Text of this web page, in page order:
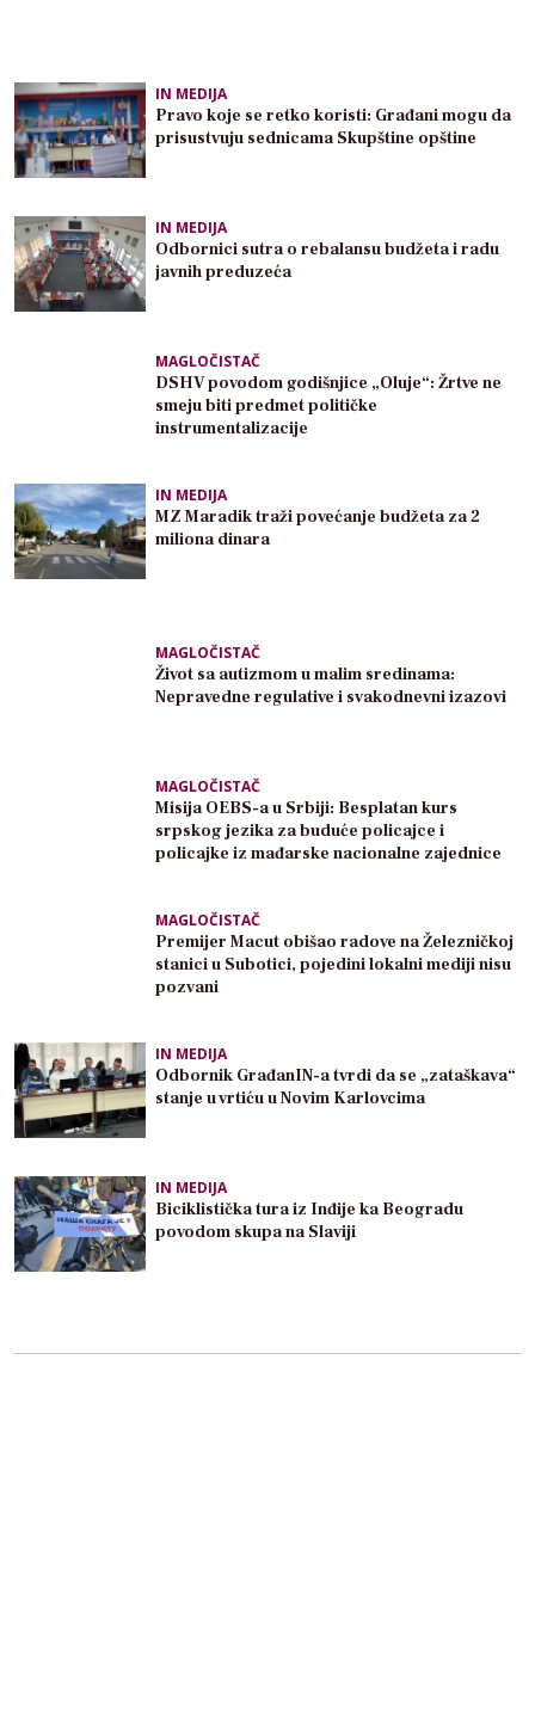
IN MEDIJA
Pravo koje se retko koristi: Građani mogu da
prisustvuju sednicama Skupštine opštine
IN MEDIJA
Odbornici sutra o rebalansu budžeta i radu
javnih preduzeća
MAGLOČISTAČ
DSHV povodom godišnjice „Oluje“: Žrtve ne
smeju biti predmet političke
instrumentalizacije
IN MEDIJA
MZ Maradik traži povećanje budžeta za 2
miliona dinara
MAGLOČISTAČ
Život sa autizmom u malim sredinama:
Nepravedne regulative i svakodnevni izazovi
MAGLOČISTAČ
Misija OEBS-a u Srbiji: Besplatan kurs
srpskog jezika za buduće policajce i
policajke iz mađarske nacionalne zajednice
MAGLOČISTAČ
Premijer Macut obišao radove na Železničkoj
stanici u Subotici, pojedini lokalni mediji nisu
pozvani
IN MEDIJA
Odbornik GrađanIN-a tvrdi da se „zataškava“
stanje u vrtiću u Novim Karlovcima
IN MEDIJA
Biciklistička tura iz Inđije ka Beogradu
povodom skupa na Slaviji